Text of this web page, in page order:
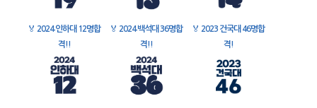
🏅 2024 인하대 12명합
격!!
🏅 2024 백석대 36명합
격!!
🏅 2023 건국대 46명합
격!